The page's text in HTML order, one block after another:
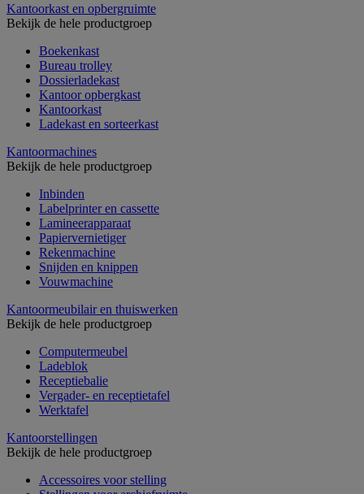
Kantoorkast en opbergruimte
Bekijk de hele productgroep
Boekenkast
Bureau trolley
Dossierladekast
Kantoor opbergkast
Kantoorkast
Ladekast en sorteerkast
Kantoormachines
Bekijk de hele productgroep
Inbinden
Labelprinter en cassette
Lamineerapparaat
Papiervernietiger
Rekenmachine
Snijden en knippen
Vouwmachine
Kantoormeubilair en thuiswerken
Bekijk de hele productgroep
Computermeubel
Ladeblok
Receptiebalie
Vergader- en receptietafel
Werktafel
Kantoorstellingen
Bekijk de hele productgroep
Accessoires voor stelling